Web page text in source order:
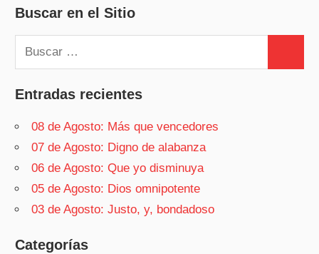
Buscar en el Sitio
Buscar:
Entradas recientes
08 de Agosto: Más que vencedores
07 de Agosto: Digno de alabanza
06 de Agosto: Que yo disminuya
05 de Agosto: Dios omnipotente
03 de Agosto: Justo, y, bondadoso
Categorías